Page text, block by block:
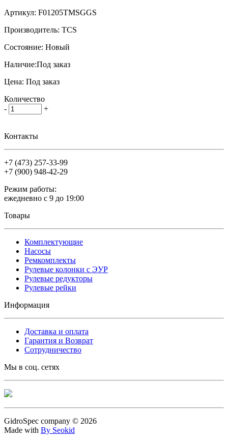
Артикул: F01205TMSGGS
Производитель: TCS
Состояние: Новый
Наличие:Под заказ
Цена: Под заказ
Количество
-
+
Контакты
+7 (473) 257-33-99
+7 (900) 948-42-29
Режим работы:
ежедневно с 9 до 19:00
Товары
Комплектующие
Насосы
Ремкомплекты
Рулевые колонки с ЭУР
Рулевые редукторы
Рулевые рейки
Информация
Доставка и оплата
Гарантия и Возврат
Сотрудничество
Мы в соц. сетях
GidroSpec company © 2026
Made with By Seokid